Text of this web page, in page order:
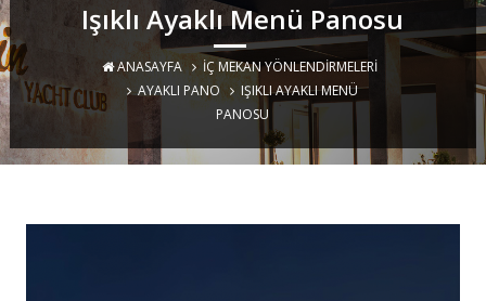
Işıklı Ayaklı Menü Panosu
ANASAYFA
İÇ MEKAN YÖNLENDIRMELERI
AYAKLI PANO
IŞIKLI AYAKLI MENÜ
PANOSU